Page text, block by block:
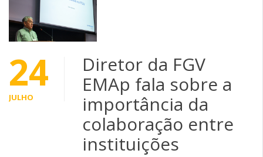
24
JULHO
Diretor da FGV
EMAp fala sobre a
importância da
colaboração entre
instituições